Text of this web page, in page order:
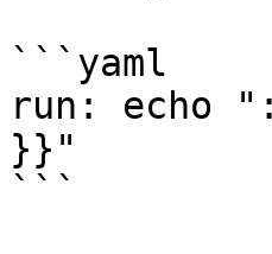
```yaml
run: echo
}}"
```